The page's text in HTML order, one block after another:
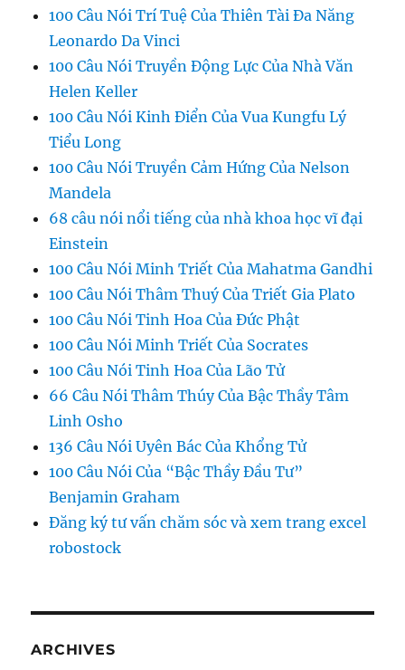
100 Câu Nói Trí Tuệ Của Thiên Tài Đa Năng
Leonardo Da Vinci
100 Câu Nói Truyền Động Lực Của Nhà Văn
Helen Keller
100 Câu Nói Kinh Điển Của Vua Kungfu Lý
Tiểu Long
100 Câu Nói Truyền Cảm Hứng Của Nelson
Mandela
68 câu nói nổi tiếng của nhà khoa học vĩ đại
Einstein
100 Câu Nói Minh Triết Của Mahatma Gandhi
100 Câu Nói Thâm Thuý Của Triết Gia Plato
100 Câu Nói Tinh Hoa Của Đức Phật
100 Câu Nói Minh Triết Của Socrates
100 Câu Nói Tinh Hoa Của Lão Tử
66 Câu Nói Thâm Thúy Của Bậc Thầy Tâm
Linh Osho
136 Câu Nói Uyên Bác Của Khổng Tử
100 Câu Nói Của “Bậc Thầy Đầu Tư”
Benjamin Graham
Đăng ký tư vấn chăm sóc và xem trang excel
robostock
ARCHIVES